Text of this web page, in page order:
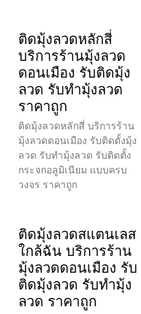
ติดมุ้งลวดหลักสี่
บริการร้านมุ้งลวด
ดอนเมือง รับติดมุ้ง
ลวด รับทำมุ้งลวด
ราคาถูก
ติดมุ้งลวดหลักสี่ บริการร้าน
มุ้งลวดดอนเมือง รับติดตั้งมุ้ง
ลวด รับทำมุ้งลวด รับติดตั้ง
กระจกอลูมิเนียม แบบครบ
วงจร ราคาถูก
ติดมุ้งลวดสแตนเลส
ใกล้ฉัน บริการร้าน
มุ้งลวดดอนเมือง รับ
ติดมุ้งลวด รับทำมุ้ง
ลวด ราคาถูก